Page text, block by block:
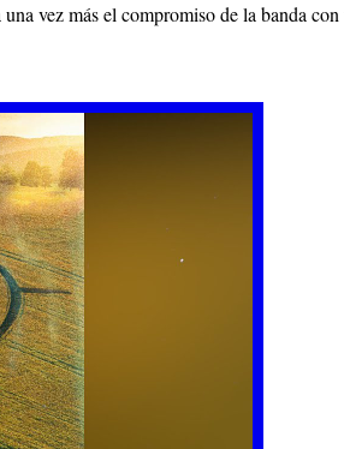
vez más el compromiso de la banda